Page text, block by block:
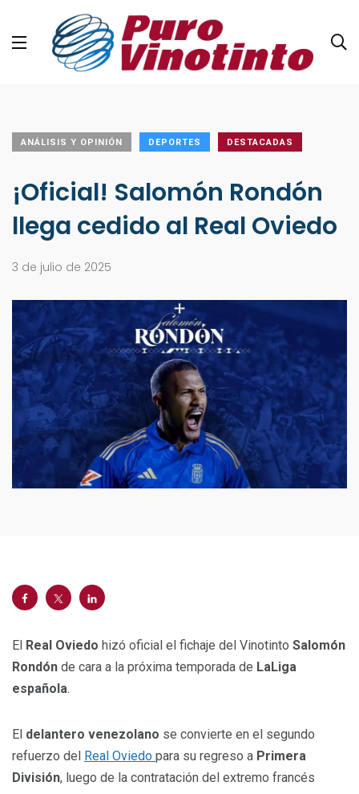
ANÁLISIS Y OPINIÓN DEPORTES DESTACADAS
¡Oficial! Salomón Rondón
llega cedido al Real Oviedo
3 de julio de 2025
El Real Oviedo hizó oficial el fichaje del Vinotinto Salomón
Rondón de cara a la próxima temporada de LaLiga
española.
El delantero venezolano se convierte en el segundo
refuerzo del
Real Oviedo para su regreso a Primera
División, luego de la contratación del extremo francés